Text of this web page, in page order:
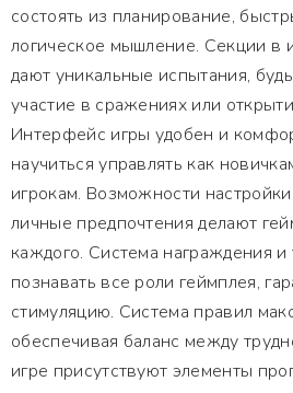
состоять из планирование,
логическое мышление. Секции в
дают уникальные испытания,
участие в сражениях или
Интерфейс игры удобен и
научиться управлять как
игрокам. Возможности
личные предпочтения делают
каждого. Система награждения
познавать все роли геймплея,
стимуляцию. Система правил
обеспечивая баланс между
игре присутствуют элементы